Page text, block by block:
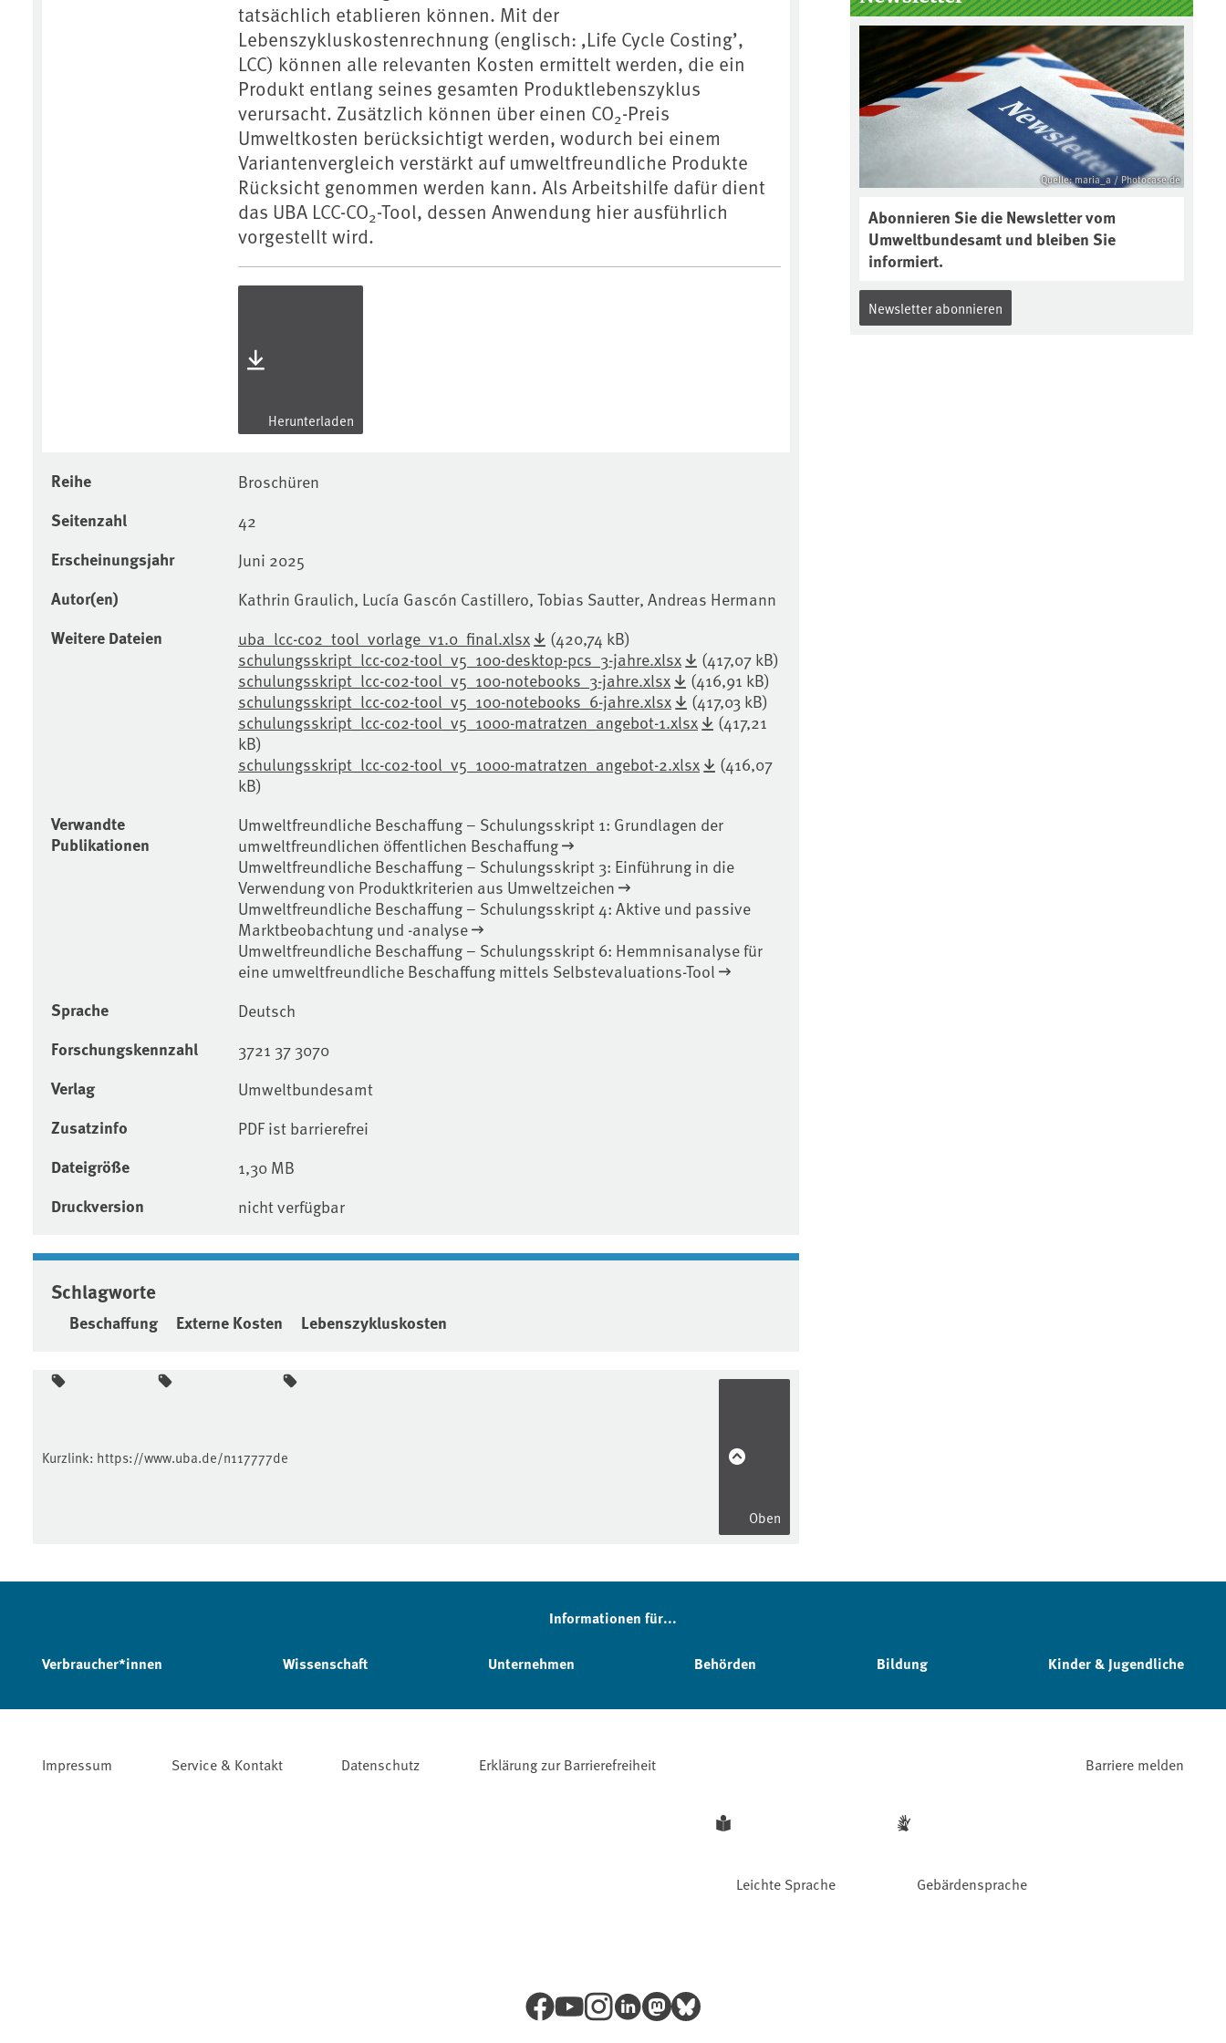
tatsächlich etablieren können. Mit der
Lebenszykluskostenrechnung (englisch: ‚Life Cycle Costing’,
LCC) können alle relevanten Kosten ermittelt werden, die ein
Produkt entlang seines gesamten Produktlebenszyklus
verursacht. Zusätzlich können über einen CO2-Preis
Umweltkosten berücksichtigt werden, wodurch bei einem
Variantenvergleich verstärkt auf umweltfreundliche Produkte
Rücksicht genommen werden kann. Als Arbeitshilfe dafür dient
das UBA LCC-CO2-Tool, dessen Anwendung hier ausführlich
vorgestellt wird.
Herunterladen
Reihe Broschüren
Seitenzahl 42
Erscheinungsjahr Juni 2025
Autor(en) Kathrin Graulich, Lucía Gascón Castillero, Tobias Sautter, Andreas Hermann
Weitere Dateien uba_lcc-co2_tool_vorlage_v1.0_final.xlsx
(420,74 kB)
schulungsskript_lcc-co2-tool_v5_100-desktop-pcs_3-jahre.xlsx
(417,07 kB)
schulungsskript_lcc-co2-tool_v5_100-notebooks_3-jahre.xlsx
(416,91 kB)
schulungsskript_lcc-co2-tool_v5_100-notebooks_6-jahre.xlsx
(417,03 kB)
schulungsskript_lcc-co2-tool_v5_1000-matratzen_angebot-1.xlsx
(417,21
kB)
schulungsskript_lcc-co2-tool_v5_1000-matratzen_angebot-2.xlsx
(416,07
kB)
Verwandte
Publikationen
Umweltfreundliche Beschaffung – Schulungsskript 1: Grundlagen der
umweltfreundlichen öffentlichen Beschaffung
Umweltfreundliche Beschaffung – Schulungsskript 3: Einführung in die
Verwendung von Produktkriterien aus Umweltzeichen
Umweltfreundliche Beschaffung – Schulungsskript 4: Aktive und passive
Marktbeobachtung und -analyse
Umweltfreundliche Beschaffung – Schulungsskript 6: Hemmnisanalyse für
eine umweltfreundliche Beschaffung mittels Selbstevaluations-Tool
Sprache Deutsch
Forschungskennzahl 3721 37 3070
Verlag Umweltbundesamt
Zusatzinfo PDF ist barrierefrei
Dateigröße 1,30 MB
Druckversion nicht verfügbar
Schlagworte
Beschaffung Externe Kosten Lebenszykluskosten
Boden des Jahres ausgewählt und
was passiert eigentlich während
eines solchen Bodenjahres? Infos
dazu gibt es im aktuellen Podcast
„Soilcast“. Jetzt reinhören:
https://soilcast.de/interview/sc20
2-interview-die-kuer-der-krume/
Quelle: maria_a / Photocase.de
Abonnieren Sie die Newsletter vom
Umweltbundesamt und bleiben Sie
informiert.
Newsletter abonnieren
Kurzlink: https://www.uba.de/n117777de
Oben
Informationen für...
Verbraucher*innen Wissenschaft Unternehmen Behörden Bildung Kinder & Jugendliche
Impressum Service & Kontakt Datenschutz Erklärung zur Barrierefreiheit
Leichte Sprache Gebärdensprache
Barriere melden